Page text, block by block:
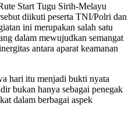
Start Tugu Sirih-Melayu
diikuti peserta TNI/Polri dan
ini merupakan salah satu
dalam mewujudkan semangat
antara aparat keamanan
hari itu menjadi bukti nyata
bukan hanya sebagai penegak
dalam berbagai aspek